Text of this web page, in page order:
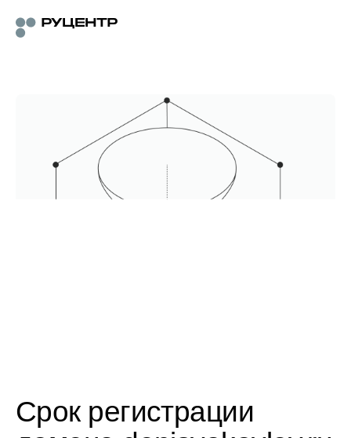
Срок регистрации